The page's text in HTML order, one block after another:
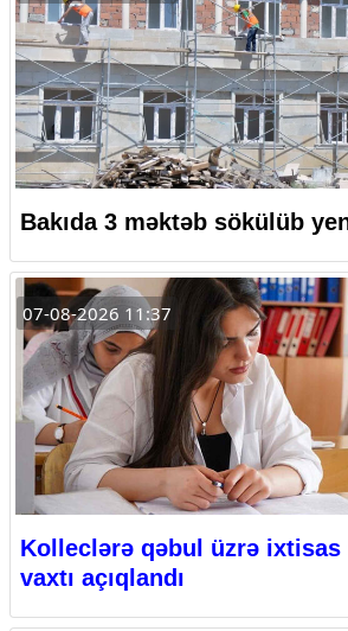
Bakıda 3 məktəb sökülüb
07-08-2026 11:37
Kolleclərə qəbul üzrə
vaxtı açıqlandı